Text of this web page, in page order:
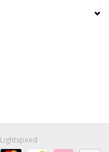
Lightspeed